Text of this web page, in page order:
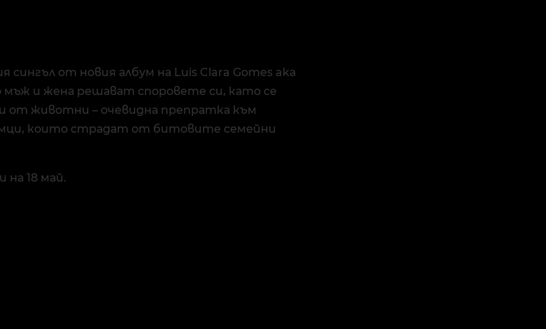
сингъл от новия албум на Luis Clara Gomes aka
мъж и жена решават споровете си, като се
от животни – очевидна препратка към
които страдат от битовите семейни
на 18 май.